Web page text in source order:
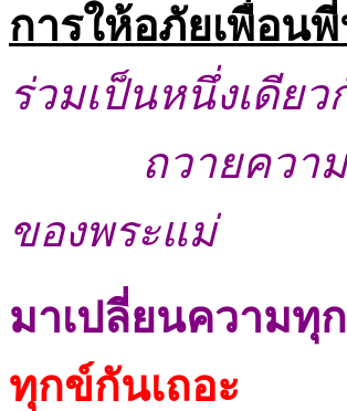
การให้อภัยเพื่อน
ร่วมเป็นหนึ่งเดีย
ถวายควา
ของพระแม่
มาเปลี่ยนความทุ
ทุกข์กันเถอะ